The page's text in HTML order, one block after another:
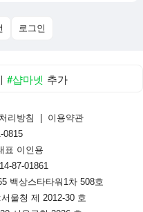
로그인
#샵마넷 추가
리방침
이용약관
0815
표 이인용
87-01861
백상스타타워1차 508호
서울청 제 2012-30 호